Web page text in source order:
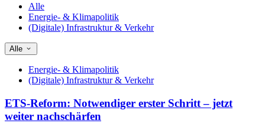
Alle
Energie- & Klimapolitik
(Digitale) Infrastruktur & Verkehr
Alle
Energie- & Klimapolitik
(Digitale) Infrastruktur & Verkehr
ETS-Reform: Notwendiger erster Schritt – jetzt
weiter nachschärfen